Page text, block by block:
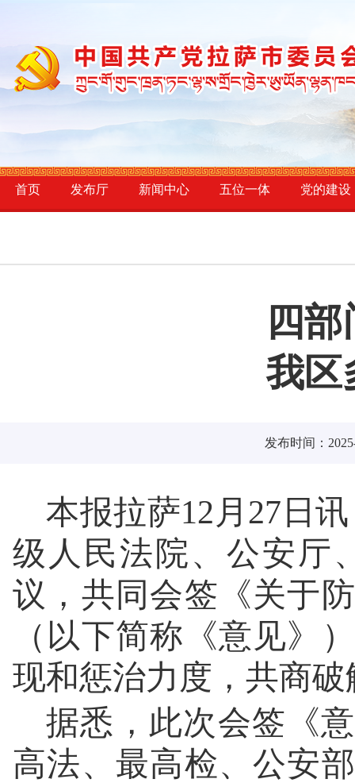
首页 发布厅 新闻中心 五位一体 党的建设
四
我区
发布时间：
本报拉萨12月27日
级人民法院、公安厅
议，共同会签《关于
（以下简称《意见》
现和惩治力度，共商
据悉，此次会签《
高法、最高检、公安